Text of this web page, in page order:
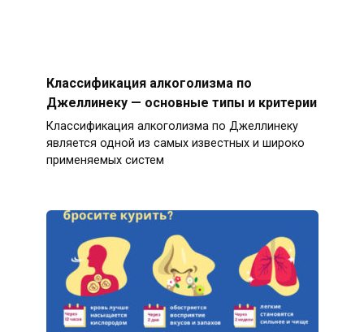
Классификация алкоголизма по
Джеллинеку — основные типы и критерии
Классификация алкоголизма по Джеллинеку
является одной из самых известных и широко
применяемых систем